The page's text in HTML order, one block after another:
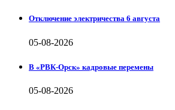
Отключение электричества 6 августа
05-08-2026
В «РВК-Орск» кадровые перемены
05-08-2026